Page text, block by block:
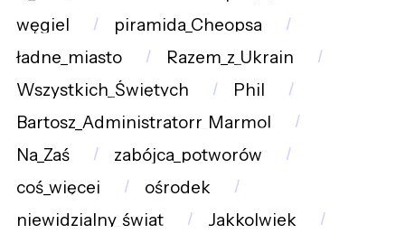
węgiel
piramida_Cheopsa
ładne_miasto
Razem_z_Ukrain
Wszystkich_Świętych
Phil
Bartosz_Administratorr_Marmol
Na_Zaś
zabójca_potworów
coś_więcej
ośrodek
niewidzialny_świat
Jakkolwiek